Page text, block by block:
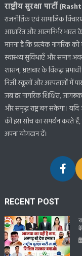
राष्ट्रीय सुरक्षा पार्टी
राजनीतिक एवं सामाजिक
आधारित और आत्मनिर्भर भारत
मानना है कि प्रत्येक नागरिक
स्वास्थ्य सुविधाएँ और समान अवसर
शासन, भ्रष्टाचार के विरुद्ध
निजी स्कूलों और अस्पतालों में
जब हर नागरिक शिक्षित,
और समृद्ध राष्ट्र बन सकेगा।
की इस सोच का समर्थन करते हैं, तो
अपना योगदान दें।
RECENT POST